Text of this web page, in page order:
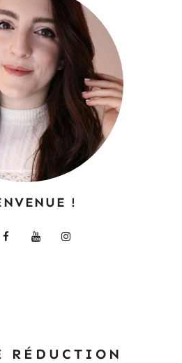
!
RÉDUCTION